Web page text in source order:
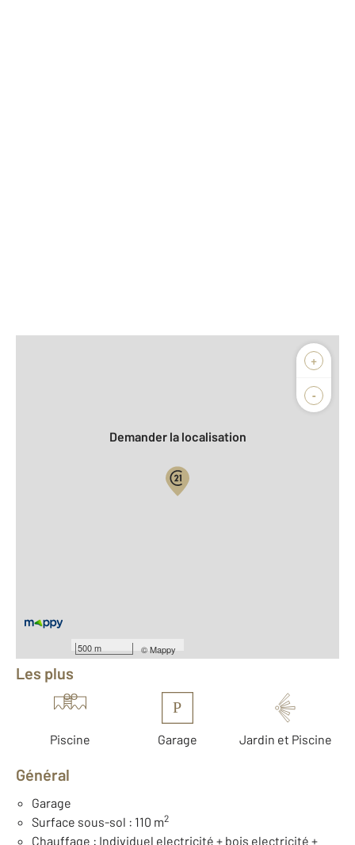
+
-
500 m ©Mappy
Biens vendus
Demander la localisation
Équipements
Les plus
Piscine
P
Garage Jardin et Piscine
Général
Garage
Surface sous-sol : 110 m2
Chauffage : Individuel electricité + bois electricité +